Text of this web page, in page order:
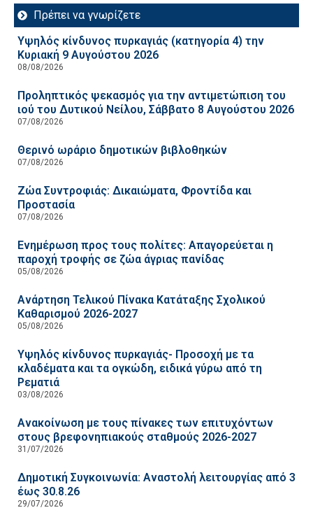
Πρέπει να γνωρίζετε
Υψηλός κίνδυνος πυρκαγιάς (κατηγορία 4) την
Κυριακή 9 Αυγούστου 2026
08/08/2026
Προληπτικός ψεκασμός για την αντιμετώπιση του
ιού του Δυτικού Νείλου, Σάββατο 8 Αυγούστου 2026
07/08/2026
Θερινό ωράριο δημοτικών βιβλοθηκών
07/08/2026
Ζώα Συντροφιάς: Δικαιώματα, Φροντίδα και
Προστασία
07/08/2026
Ενημέρωση προς τους πολίτες: Απαγορεύεται η
παροχή τροφής σε ζώα άγριας πανίδας
05/08/2026
Ανάρτηση Τελικού Πίνακα Κατάταξης Σχολικού
Καθαρισμού 2026-2027
05/08/2026
Υψηλός κίνδυνος πυρκαγιάς- Προσοχή με τα
κλαδέματα και τα ογκώδη, ειδικά γύρω από τη
Ρεματιά
03/08/2026
Ανακοίνωση με τους πίνακες των επιτυχόντων
στους βρεφονηπιακούς σταθμούς 2026-2027
31/07/2026
Δημοτική Συγκοινωνία: Αναστολή λειτουργίας από 3
έως 30.8.26
29/07/2026